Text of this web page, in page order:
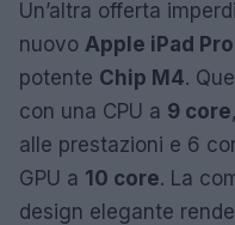
Un’altra offerta
nuovo Apple iPad Pro
potente Chip M4.
con una CPU a 9 core
alle prestazioni e 6
GPU a 10 core. La
design elegante